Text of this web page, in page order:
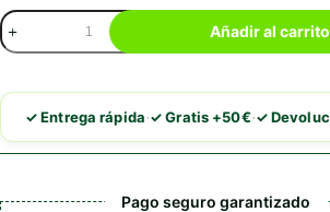
LlocNet
Arena
Aglomerante
cantidad
Añadir al carrito
✓ Entrega rápida·✓ Gratis +50€·✓
Pago seguro garantizado